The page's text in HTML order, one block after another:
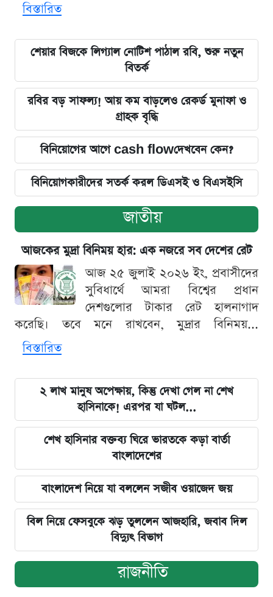
বিস্তারিত
শেয়ার বিজকে লিগ্যাল নোটিশ পাঠাল রবি, শুরু নতুন
বিতর্ক
রবির বড় সাফল্য! আয় কম বাড়লেও রেকর্ড মুনাফা ও
গ্রাহক বৃদ্ধি
বিনিয়োগের আগে cash flowদেখবেন কেন?
বিনিয়োগকারীদের সতর্ক করল ডিএসই ও বিএসইসি
জাতীয়
আজকের মুদ্রা বিনিময় হার: এক নজরে সব দেশের রেট
আজ ২৫ জুলাই ২০২৬ ইং, প্রবাসীদের
সুবিধার্থে আমরা বিশ্বের প্রধান
দেশগুলোর টাকার রেট হালনাগাদ
করেছি। তবে মনে রাখবেন, মুদ্রার বিনিময়...
বিস্তারিত
২ লাখ মানুষ অপেক্ষায়, কিন্তু দেখা গেল না শেখ
হাসিনাকে! এরপর যা ঘটল...
শেখ হাসিনার বক্তব্য ঘিরে ভারতকে কড়া বার্তা
বাংলাদেশের
বাংলাদেশ নিয়ে যা বললেন সজীব ওয়াজেদ জয়
বিল নিয়ে ফেসবুকে ঝড় তুললেন আজহারি, জবাব দিল
বিদ্যুৎ বিভাগ
রাজনীতি